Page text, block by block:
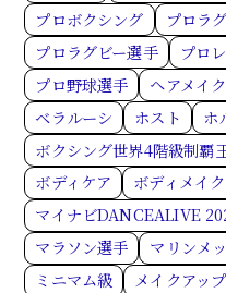
プロボクシング
プロラ
プロラグビー選手
プロ
プロ野球選手
ヘアメイク
ベラルーシ
ホスト ホ
ボクシング世界4階級制覇
ボディケア
ボディメイク
マイナビDANCEALIVE
マラソン選手
マリンメ
ミニマム級
メイクアッ